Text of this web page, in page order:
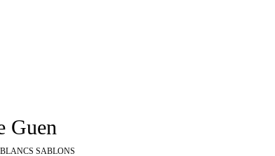
Guen
SABLONS